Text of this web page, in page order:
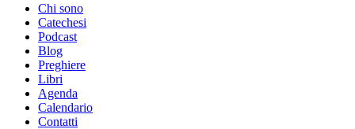
Chi sono
Catechesi
Podcast
Blog
Preghiere
Libri
Agenda
Calendario
Contatti